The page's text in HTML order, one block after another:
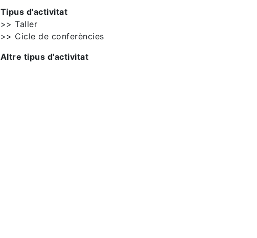
Tipus d'activitat
>> Taller
>> Cicle de conferències
Altre tipus d'activitat